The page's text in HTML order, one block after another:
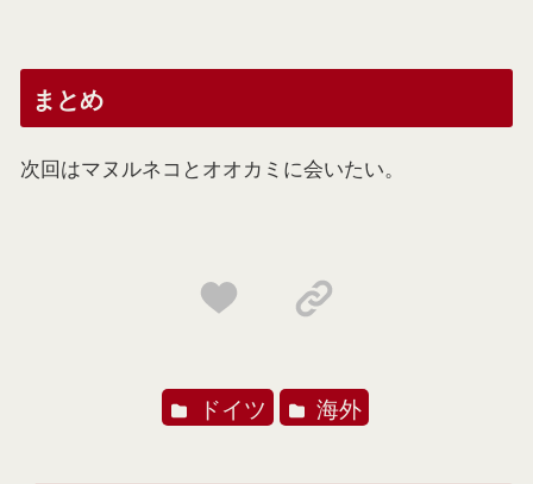
まとめ
次回はマヌルネコとオオカミに会いたい。
ドイツ 海外